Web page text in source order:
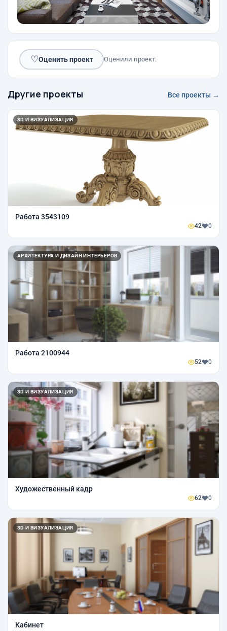
♡Оценить проект Оценили проект:
Другие проекты Все проекты →
3D И ВИЗУАЛИЗАЦИЯ
Работа 3543109
42 0
АРХИТЕКТУРА И ДИЗАЙН ИНТЕРЬЕРОВ
Работа 2100944
52 0
3D И ВИЗУАЛИЗАЦИЯ
Художественный кадр
62 0
3D И ВИЗУАЛИЗАЦИЯ
Кабинет